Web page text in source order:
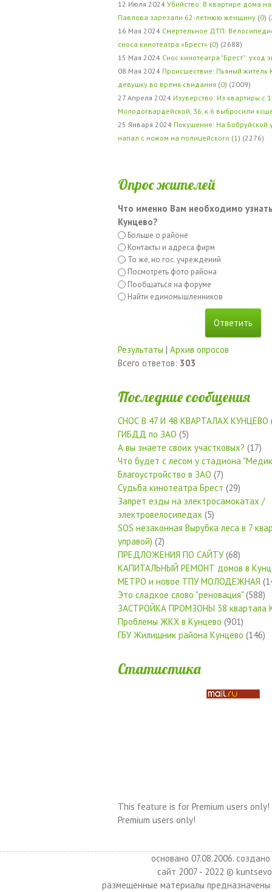
12 Июля 2024 Убийство: В квартире дома
Павлова зарезали 62-летнюю женщину (0)
16 Мая 2024 Смертельное ДТП:
сноса кинотеатра «Брест» (0) (2688)
15 Мая 2024 Снос кинотеатра "Брест": уход
08 Мая 2024 Происшествие: Пьяный житель
девушку во время свидания (0) (2009)
27 Апреля 2024 Изуверство: Из квартиры с
Молодогвардейской, 36, к.6 выбросили
25 Января 2024 Покушение: На Бобруйской
напал с ножом на полицейского (1 ) (2276)
Опрос жителей
Что именно Вам необходимо
Кунцево?
Больше о районе
Контакты и адреса фирм
То же, но гос. учреждений
Посмотреть фото района
Пообщаться на форуме
Найти единомышленников
Результаты | Архив опросов
Всего ответов: 303
Последние сообщения
СНОС В 47 И 48 КВАРТАЛАХ КУНЦЕВО
ГИБДД по ЗАО (5)
А вы знаете своих участковых? (17)
Что будет с лесом у стадиона
Благоустройство в ЗАО (7)
Судьба кинотеатра Брест (29)
Запрет езды на электросамокатах /
электровелосипедах (5)
SOS незаконная Вырубка леса в 7
управой) (2)
ПРЕДЛОЖЕНИЯ ПО САЙТУ(68)
КАПИТАЛЬНЫЙ РЕМОНТ домов в
МЕТРО и новое ТПУ МОЛОДЕЖНАЯ
Это сладкое слово "реновация" (588)
ЗАСТРОЙКА ПРОМЗОНЫ 38 квартала
Проблемы ЖКХ в Кунцево (901)
ГБУ Жилищник района Кунцево (146)
Статистика
This feature is for Premium users only!
Premium users only!
основано 07.08.2006.
сайт 2007 - 2022 ©
размещенные материалы